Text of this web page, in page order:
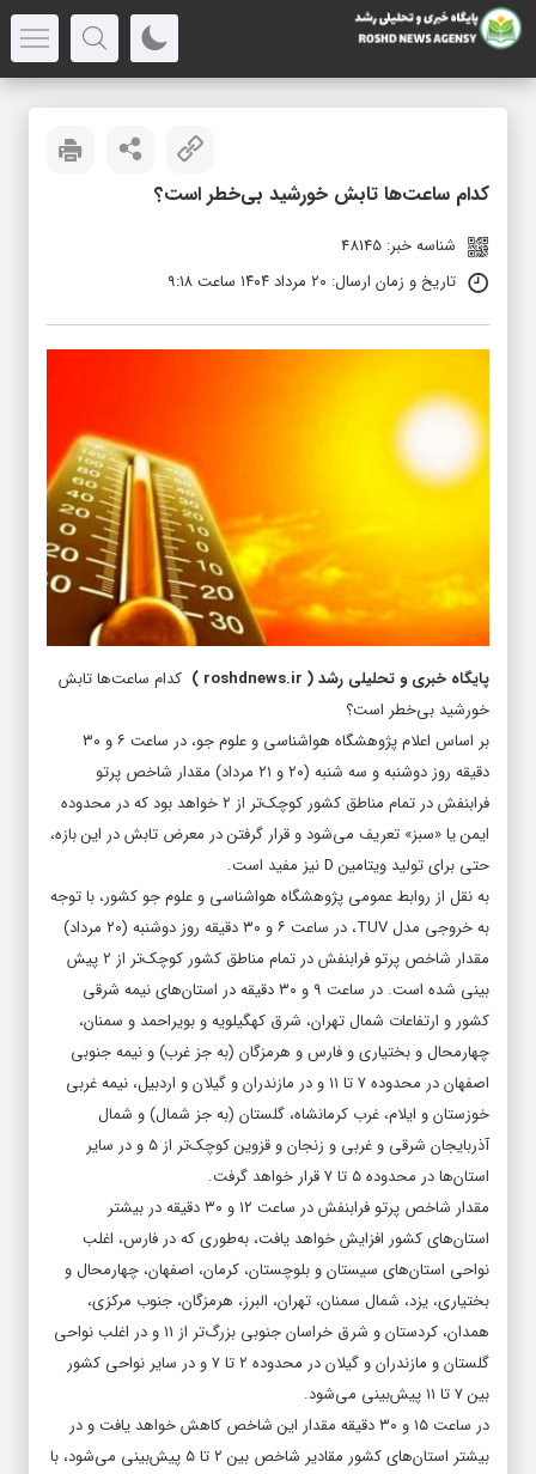
کدام ساعت‌ها تابش خورشید بی‌خطر است؟
شناسه خبر: 48145
تاریخ و زمان ارسال: ۲۰ مرداد ۱۴۰۴ ساعت ۹:۱۸
پایگاه خبری و تحلیلی رشد(
roshdnews.ir
) کدام ساعت‌ها تابش
خورشید بی‌خطر است؟
بر اساس اعلام پژوهشگاه هواشناسی و علوم جو، در ساعت ۶ و ۳۰
دقیقه روز دوشنبه و سه شنبه (۲۰ و ۲۱ مرداد) مقدار شاخص پرتو
فرابنفش در تمام مناطق کشور کوچک‌تر از ۲ خواهد بود که در محدوده
ایمن یا «سبز» تعریف می‌شود و قرار گرفتن در معرض تابش در این بازه،
حتی برای تولید ویتامین D نیز مفید است.
به نقل از روابط عمومی پژوهشگاه هواشناسی و علوم جو کشور، با توجه
به خروجی مدل TUV، در ساعت ۶ و ۳۰ دقیقه روز دوشنبه (۲۰ مرداد)
مقدار شاخص پرتو فرابنفش در تمام مناطق کشور کوچک‌تر از ۲ پیش
بینی شده است. در ساعت ۹ و ۳۰ دقیقه در استان‌های نیمه شرقی
کشور و ارتفاعات شمال تهران، شرق کهگیلویه و بویراحمد و سمنان،
چهارمحال و بختیاری و فارس و هرمزگان (به جز غرب) و نیمه جنوبی
اصفهان در محدوده ۷ تا ۱۱ و در مازندران و گیلان و اردبیل، نیمه غربی
خوزستان و ایلام، غرب کرمانشاه، گلستان (به جز شمال) و شمال
آذربایجان شرقی و غربی و زنجان و قزوین کوچک‌تر از ۵ و در سایر
استان‌ها در محدوده ۵ تا ۷ قرار خواهد گرفت.
مقدار شاخص پرتو فرابنفش در ساعت ۱۲ و ۳۰ دقیقه در بیشتر
استان‌های کشور افزایش خواهد یافت، به‌طوری که در فارس، اغلب
نواحی استان‌های سیستان و بلوچستان، کرمان، اصفهان، چهارمحال و
بختیاری، یزد، شمال سمنان، تهران، البرز، هرمزگان، جنوب مرکزی،
همدان، کردستان و شرق خراسان جنوبی بزرگ‌تر از ۱۱ و در اغلب نواحی
گلستان و مازندران و گیلان در محدوده ۲ تا ۷ و در سایر نواحی کشور
بین ۷ تا ۱۱ پیش‌بینی می‌شود.
در ساعت ۱۵ و ۳۰ دقیقه مقدار این شاخص کاهش خواهد یافت و در
بیشتر استان‌های کشور مقادیر شاخص بین ۲ تا ۵ پیش‌بینی می‌شود، با